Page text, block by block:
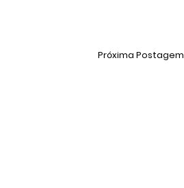
Próxima Postagem